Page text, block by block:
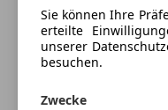
Unterhaltung/
CD
unseren Campingbus.
Sie können Ihre
erteilte
unserer
besuchen.
Zwecke